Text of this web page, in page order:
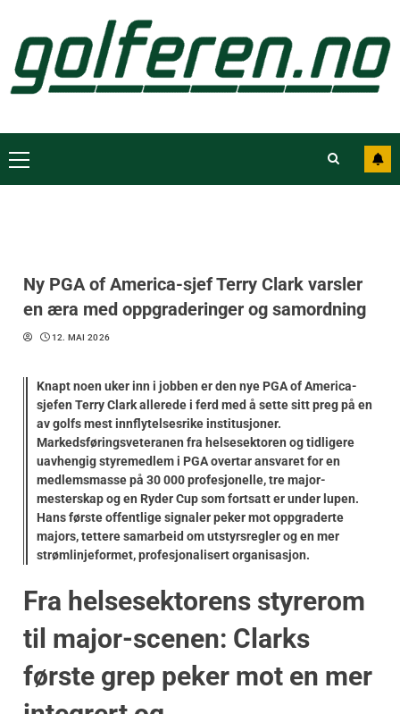
Ny PGA of America-sjef Terry Clark varsler
en æra med oppgraderinger og samordning
12. MAI 2026
Knapt noen uker inn i jobben er den nye PGA of America-
sjefen Terry Clark allerede i ferd med å sette sitt preg på en
av golfs mest innflytelsesrike institusjoner.
Markedsføringsveteranen fra helsesektoren og tidligere
uavhengig styremedlem i PGA overtar ansvaret for en
medlemsmasse på 30 000 profesjonelle, tre major-
mesterskap og en Ryder Cup som fortsatt er under lupen.
Hans første offentlige signaler peker mot oppgraderte
majors, tettere samarbeid om utstyrsregler og en mer
strømlinjeformet, profesjonalisert organisasjon.
Fra helsesektorens styrerom
til major-scenen: Clarks
første grep peker mot en mer